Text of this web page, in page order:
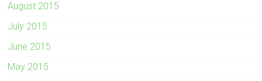
August 2015
July 2015
June 2015
May 2015